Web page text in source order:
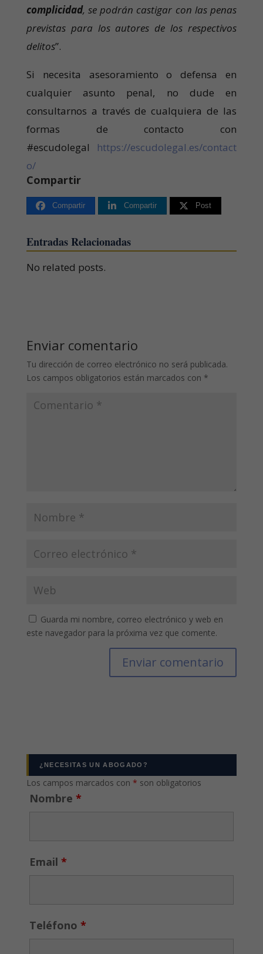
complicidad, se podrán castigar con las penas
previstas para los autores de los respectivos
delitos”.
Si necesita asesoramiento o defensa en
cualquier asunto penal, no dude en
consultarnos a través de cualquiera de las
formas de contacto con
#escudolegal https://escudolegal.es/contact
o/
Compartir
Compartir Compartir Post
Entradas Relacionadas
No related posts.
Enviar comentario
Tu dirección de correo electrónico no será publicada.
Los campos obligatorios están marcados con *
Guarda mi nombre, correo electrónico y web en
este navegador para la próxima vez que comente.
¿NECESITAS UN ABOGADO?
Los campos marcados con * son obligatorios
Nombre *
Email *
Teléfono *